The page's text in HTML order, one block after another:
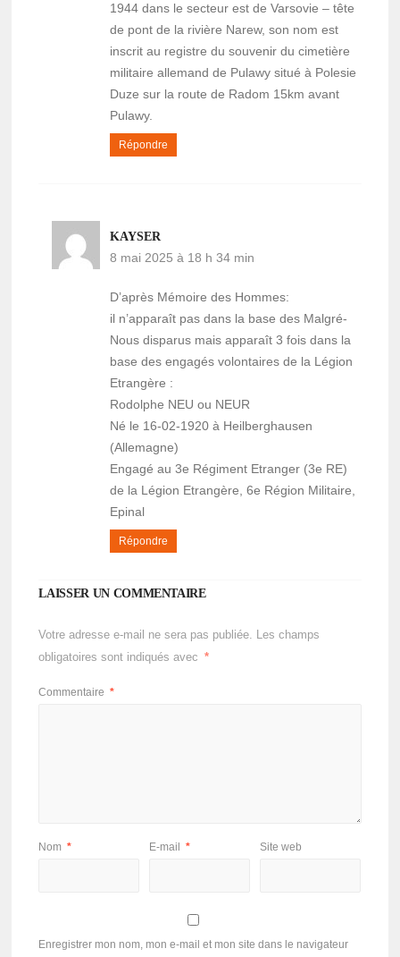
1944 dans le secteur est de Varsovie – tête
de pont de la rivière Narew, son nom est
inscrit au registre du souvenir du cimetière
militaire allemand de Pulawy situé à Polesie
Duze sur la route de Radom 15km avant
Pulawy.
Répondre
KAYSER
8 mai 2025 à 18 h 34 min
D’après Mémoire des Hommes:
il n’apparaît pas dans la base des Malgré-
Nous disparus mais apparaît 3 fois dans la
base des engagés volontaires de la Légion
Etrangère :
Rodolphe NEU ou NEUR
Né le 16-02-1920 à Heilberghausen
(Allemagne)
Engagé au 3e Régiment Etranger (3e RE)
de la Légion Etrangère, 6e Région Militaire,
Epinal
Répondre
LAISSER UN COMMENTAIRE
Votre adresse e-mail ne sera pas publiée. Les champs
obligatoires sont indiqués avec
*
Commentaire *
Nom * E-mail * Site web
Enregistrer mon nom, mon e-mail et mon site dans le navigateur